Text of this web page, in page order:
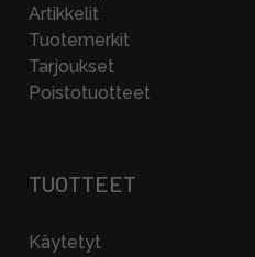
Artikkelit
Tuotemerkit
Tarjoukset
Poistotuotteet
TUOTTEET
Käytetyt